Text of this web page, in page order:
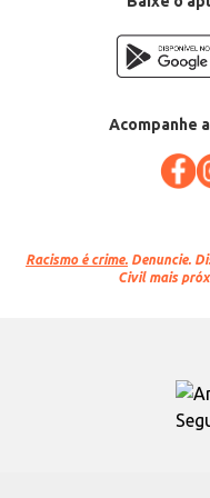
Acompanhe
Racismo é crime. Denuncie.
Civil mais